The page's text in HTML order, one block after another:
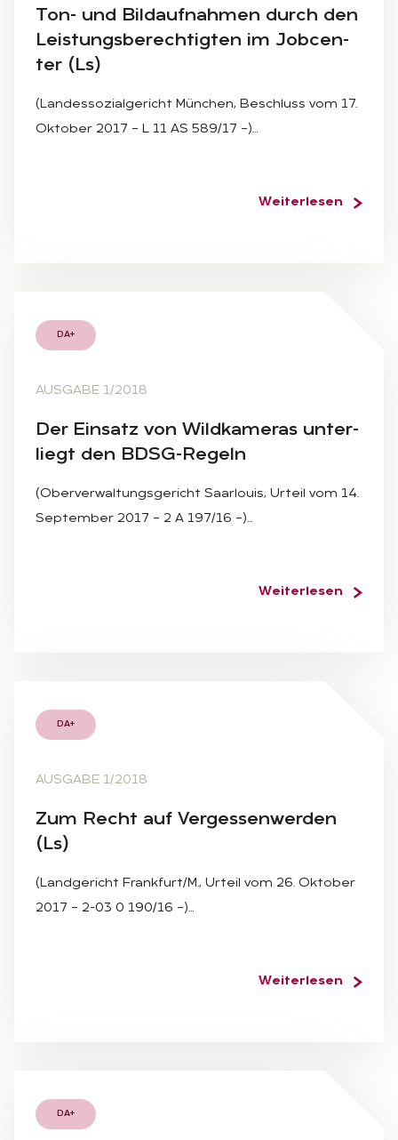
Ton- und Bild­auf­nah­men durch den
Leis­tungs­be­rech­tig­ten im Job­cen­
ter (Ls)
(Landessozialgericht München, Beschluss vom 17.
Oktober 2017 – L 11 AS 589/17 –)…
Weiterlesen
DA+
AUSGABE 1/2018
Der Ein­satz von Wild­ka­me­ras un­ter­
liegt den BDSG-Re­geln
(Oberverwaltungsgericht Saarlouis, Urteil vom 14.
September 2017 – 2 A 197/16 –)…
Weiterlesen
DA+
AUSGABE 1/2018
Zum Recht auf Ver­ges­sen­wer­den
(Ls)
(Landgericht Frankfurt/M., Urteil vom 26. Oktober
2017 – 2-03 0 190/16 –)…
Weiterlesen
DA+